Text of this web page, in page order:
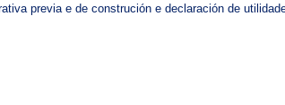
previa e de construción e declaración de